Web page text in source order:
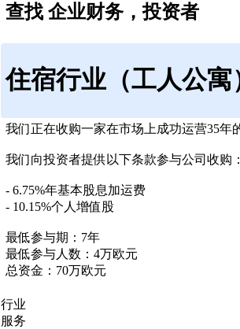
查找 企业财务，投资者
住宿行业（工人公寓
我们正在收购一家在市场上成功运营35年
我们向投资者提供以下条款参与公司收购：
- 6.75%年基本股息加运费
- 10.15%个人增值股
最低参与期：7年
最低参与人数：4万欧元
总资金：70万欧元
行业
服务